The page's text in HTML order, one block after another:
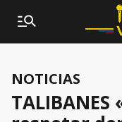
NOTICIAS
TALIBANES